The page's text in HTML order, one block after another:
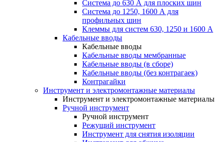
Система до 630 А для плоских шин
Система до 1250, 1600 А для
профильных шин
Клеммы для систем 630, 1250 и 1600 А
Кабельные вводы
Кабельные вводы
Кабельные вводы мембранные
Кабельные вводы (в сборе)
Кабельные вводы (без контрагаек)
Контрагайки
Инструмент и электромонтажные материалы
Инструмент и электромонтажные материалы
Ручной инструмент
Ручной инструмент
Режущий инструмент
Инструмент для снятия изоляции